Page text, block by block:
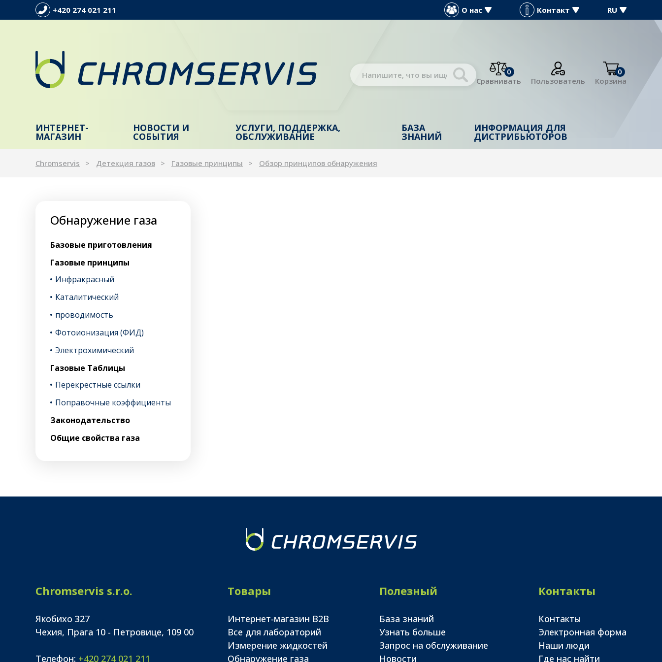
+420 274 021 211 О нас Контакт RU
0
Сравнивать
Пользователь
0
Корзина
ИНТЕРНЕТ-
МАГАЗИН
НОВОСТИ И
СОБЫТИЯ
УСЛУГИ, ПОДДЕРЖКА,
ОБСЛУЖИВАНИЕ
БАЗА
ЗНАНИЙ
ИНФОРМАЦИЯ ДЛЯ
ДИСТРИБЬЮТОРОВ
Chromservis Детекция газов Газовые принципы Обзор принципов обнаружения
Обнаружение газа
Базовые приготовления
Газовые принципы
Инфракрасный
Каталитический
проводимость
Фотоионизация (ФИД)
Электрохимический
Газовые Таблицы
Перекрестные ссылки
Поправочные коэффициенты
Законодательство
Общие свойства газа
Chromservis s.r.o.
Якобихо 327
Чехия, Прага 10 - Петровице, 109 00
Телефон: +420 274 021 211
Товары
Интернет-магазин B2B
Все для лабораторий
Измерение жидкостей
Обнаружение газа
Полезный
База знаний
Узнать больше
Запрос на обслуживание
Новости
Контакты
Контакты
Электронная форма
Наши люди
Где нас найти